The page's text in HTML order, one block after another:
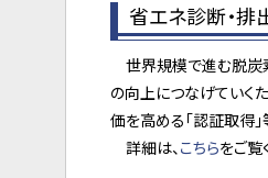
省エネ診断・
世界規模で進む脱炭
の向上につなげていく
価を高める「認証取得
詳細は、こちらをご覧